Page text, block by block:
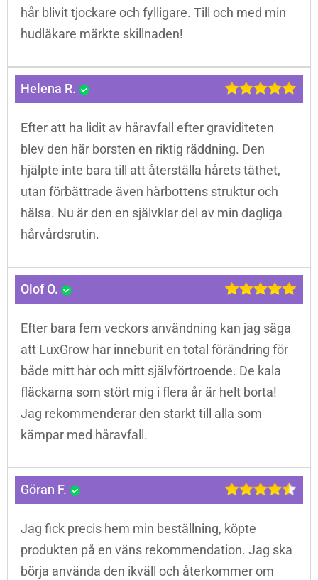
hår blivit tjockare och fylligare. Till och med min
hudläkare märkte skillnaden!
Helena R.
Efter att ha lidit av håravfall efter graviditeten
blev den här borsten en riktig räddning. Den
hjälpte inte bara till att återställa hårets täthet,
utan förbättrade även hårbottens struktur och
hälsa. Nu är den en självklar del av min dagliga
hårvårdsrutin.
Olof O.
Efter bara fem veckors användning kan jag säga
att LuxGrow har inneburit en total förändring för
både mitt hår och mitt självförtroende. De kala
fläckarna som stört mig i flera år är helt borta!
Jag rekommenderar den starkt till alla som
kämpar med håravfall.
Göran F.
Jag fick precis hem min beställning, köpte
produkten på en väns rekommendation. Jag ska
börja använda den ikväll och återkommer om